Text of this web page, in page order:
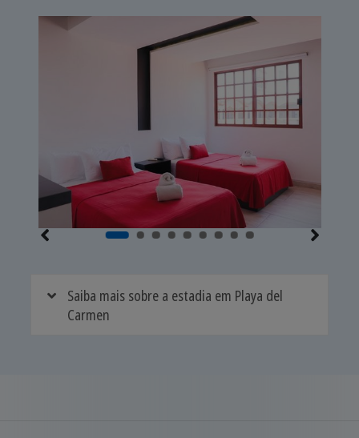
Saiba mais sobre a estadia em Playa del
Carmen